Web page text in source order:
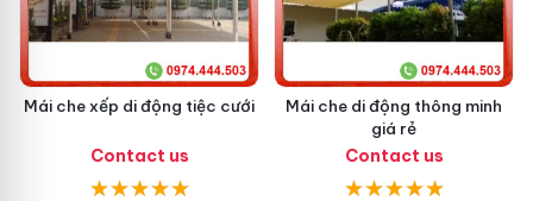
Mái che xếp di động tiệc cưới
Contact us
Mái che di động thông minh
giá rẻ
Contact us